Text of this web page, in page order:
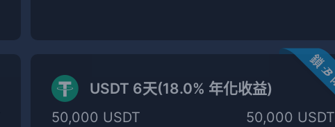
USDT 6天(18.0% 年化收益)
50,000 USDT 50,000 USDT